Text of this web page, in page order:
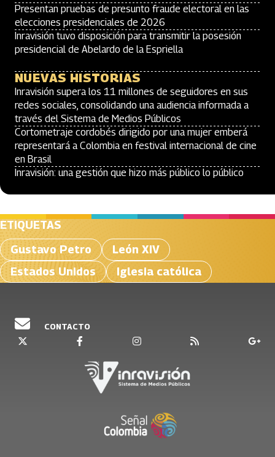
Presentan pruebas de presunto fraude electoral en las
elecciones presidenciales de 2026
Inravisión tuvo disposición para transmitir la posesión
presidencial de Abelardo de la Espriella
NUEVAS HISTORIAS
Inravisión supera los 11 millones de seguidores en sus
redes sociales, consolidando una audiencia informada a
través del Sistema de Medios Públicos
Cortometraje cordobés dirigido por una mujer emberá
representará a Colombia en festival internacional de cine
en Brasil
Inravisión: una gestión que hizo más público lo público
ETIQUETAS
Gustavo Petro
León XIV
Estados Unidos
Iglesia católica
CONTACTO